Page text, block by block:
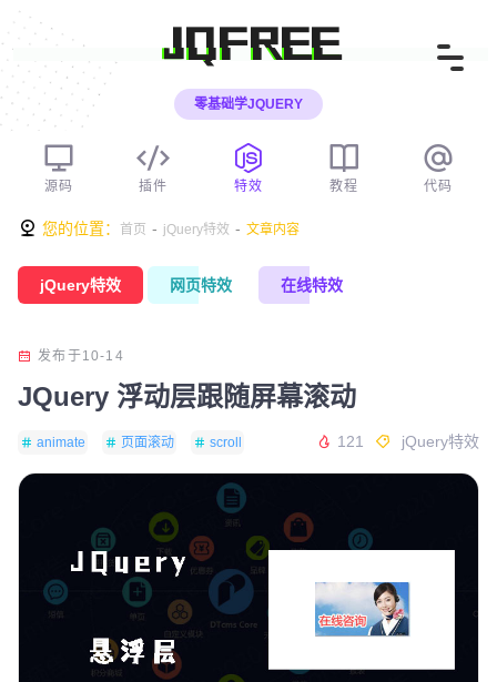
JQFREE
零基础学JQUERY
源码 插件 特效 教程 代码
您的位置： 首页 - jQuery特效 - 文章内容
jQuery特效 网页特效 在线特效
发布于10-14
JQuery 浮动层跟随屏幕滚动
animate 页面滚动 scroll 121 jQuery特效